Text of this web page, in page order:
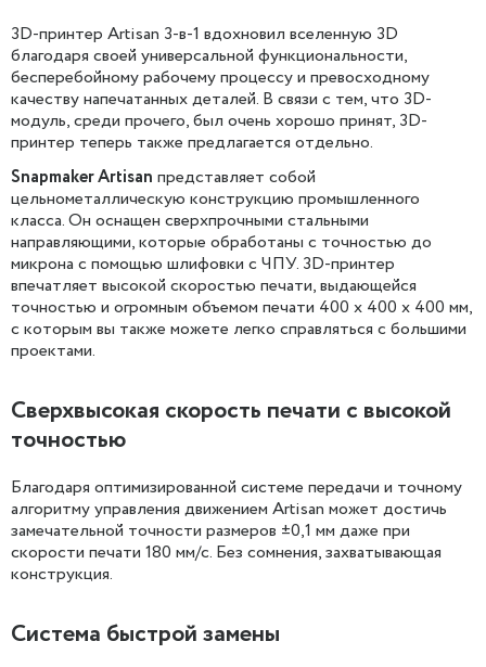
3D-принтер Artisan 3-в-1 вдохновил вселенную 3D
благодаря своей универсальной функциональности,
бесперебойному рабочему процессу и превосходному
качеству напечатанных деталей. В связи с тем, что 3D-
модуль, среди прочего, был очень хорошо принят, 3D-
принтер теперь также предлагается отдельно.
Snapmaker Artisan представляет собой
цельнометаллическую конструкцию промышленного
класса. Он оснащен сверхпрочными стальными
направляющими, которые обработаны с точностью до
микрона с помощью шлифовки с ЧПУ. 3D-принтер
впечатляет высокой скоростью печати, выдающейся
точностью и огромным объемом печати 400 x 400 x 400 мм,
с которым вы также можете легко справляться с большими
проектами.
Сверхвысокая скорость печати с высокой
точностью
Благодаря оптимизированной системе передачи и точному
алгоритму управления движением Artisan может достичь
замечательной точности размеров ±0,1 мм даже при
скорости печати 180 мм/с. Без сомнения, захватывающая
конструкция.
Система быстрой замены